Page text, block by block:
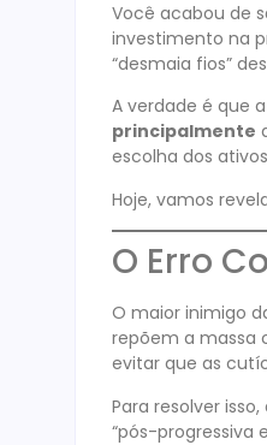
Você acabou de
investimento na
“desmaia fios”
A verdade é que
principalmente
escolha dos
Hoje, vamos
O Erro
O maior inimigo
repõem a massa
evitar que as
Para resolver
“pós-progressiva